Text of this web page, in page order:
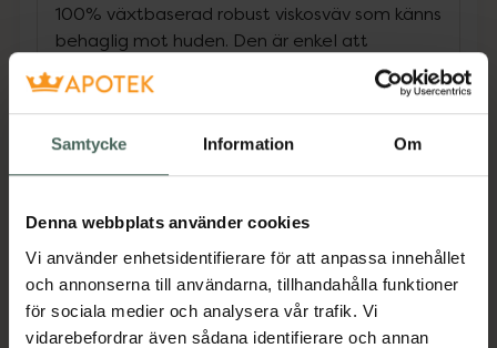
Samtycke Information Om
Denna webbplats använder cookies
Vi använder enhetsidentifierare för att anpassa innehållet
och annonserna till användarna, tillhandahålla funktioner
för sociala medier och analysera vår trafik. Vi
vidarebefordrar även sådana identifierare och annan
100% växtbaserad robust viskosväv som känns
behaglig mot huden. Den är enkel att
använda vid både blöjbyten och vid en snabb
uppfräschning. Med 99,9% renat EDI vatten
och en liten mängd aloe vera-extrakt är
servetterna fria från onödiga tillsatser och
skonsamma även för nyföddas känsliga hud.
nedbrytbara, vilket gör dem till ett hållbart
val för miljömedvetna föräldrar.
Specifikationer: